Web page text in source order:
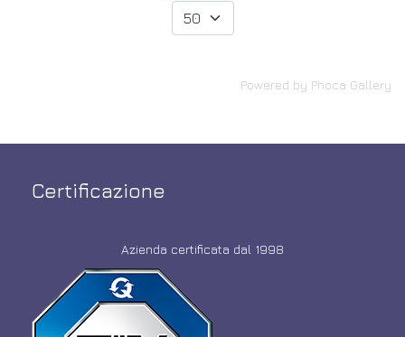
Powered by Phoca Gallery
Certificazione
Azienda certificata dal 1998